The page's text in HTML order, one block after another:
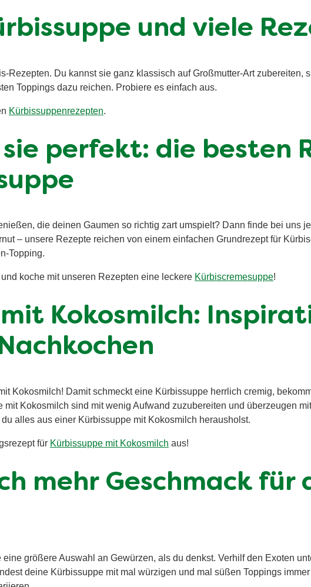
und viele
Rezepten. Du kannst sie ganz klassisch auf Großmutter-Art zubereiten,
Toppings dazu reichen. Probiere es einfach aus.
Kürbissuppenrezepten.
sie perfekt: die besten
die deinen Gaumen so richtig zart umspielt? Dann finde bei uns
– unsere Rezepte reichen von einem einfachen Grundrezept für
Topping.
koche mit unseren Rezepten eine leckere Kürbiscremesuppe!
Kokosmilch:
Kokosmilch! Damit schmeckt eine Kürbissuppe herrlich cremig,
Kokosmilch sind mit wenig Aufwand zuzubereiten und überzeugen
alles aus einer Kürbissuppe mit Kokosmilch herausholst.
für Kürbissuppe mit Kokosmilch aus!
mehr Geschmack für
größere Auswahl an Gewürzen, als du denkst. Verhilf den Exoten
deine Kürbissuppe mit mal würzigen und mal süßen Toppings